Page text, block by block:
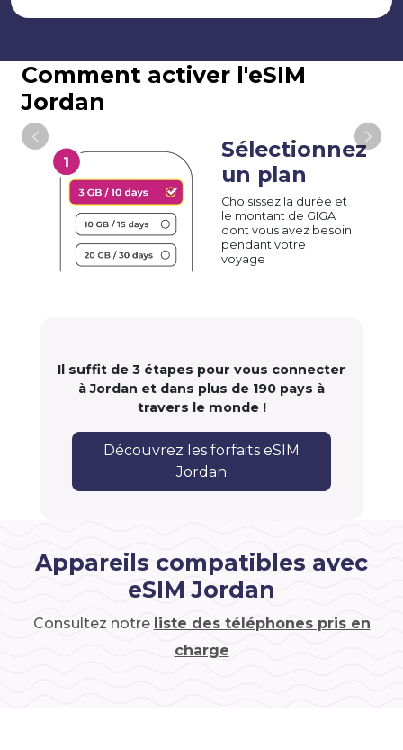
Comment activer l'eSIM
Jordan
Sélectionnez
un plan
Choisissez la durée et
le montant de GIGA
dont vous avez besoin
pendant votre
voyage
Il suffit de 3 étapes pour vous connecter
à Jordan et dans plus de 190 pays à
travers le monde !
Découvrez les forfaits eSIM
Jordan
Appareils compatibles avec
eSIM Jordan
Consultez notre liste des téléphones pris en
charge